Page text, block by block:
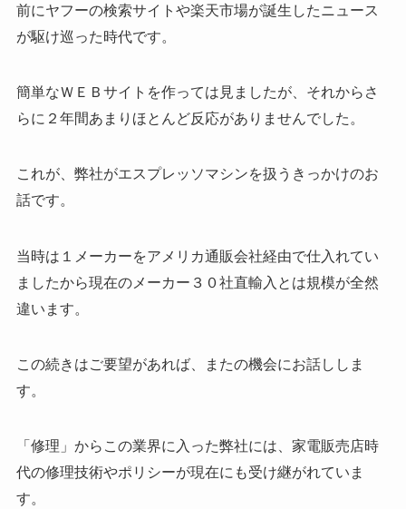
前にヤフーの検索サイトや楽天市場が誕生したニュース
が駆け巡った時代です。
簡単なＷＥＢサイトを作っては見ましたが、それからさ
らに２年間あまりほとんど反応がありませんでした。
これが、弊社がエスプレッソマシンを扱うきっかけのお
話です。
当時は１メーカーをアメリカ通販会社経由で仕入れてい
ましたから現在のメーカー３０社直輸入とは規模が全然
違います。
この続きはご要望があれば、またの機会にお話ししま
す。
「修理」からこの業界に入った弊社には、家電販売店時
代の修理技術やポリシーが現在にも受け継がれていま
す。